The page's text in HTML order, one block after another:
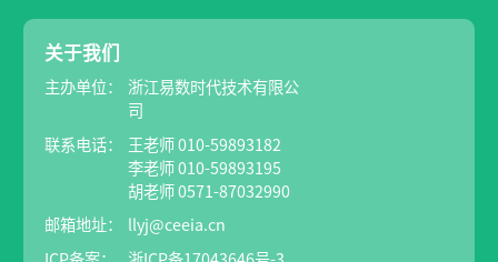
关于我们
主办单位：
浙江易数时代技术有限公
司
联系电话：
王老师 010-59893182
李老师 010-59893195
胡老师 0571-87032990
邮箱地址： llyj@ceeia.cn